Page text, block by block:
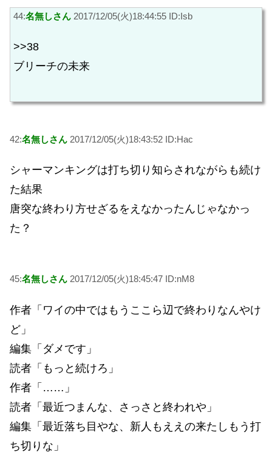
44:名無しさん 2017/12/05(火)18:44:55 ID:Isb
>>38
ブリーチの未来
42:名無しさん 2017/12/05(火)18:43:52 ID:Hac
シャーマンキングは打ち切り知らされながらも続け
た結果
唐突な終わり方せざるをえなかったんじゃなかっ
た？
45:名無しさん 2017/12/05(火)18:45:47 ID:nM8
作者「ワイの中ではもうここら辺で終わりなんやけ
ど」
編集「ダメです」
読者「もっと続けろ」
作者「……」
読者「最近つまんな、さっさと終われや」
編集「最近落ち目やな、新人もええの来たしもう打
ち切りな」